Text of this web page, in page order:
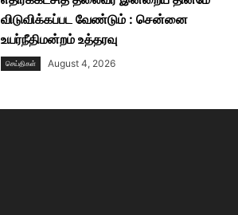
விடுவிக்கப்பட வேண்டும் : சென்னை
உயர்நீதிமன்றம் உத்தரவு
செய்திகள் August 4, 2026